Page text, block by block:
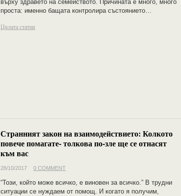
върху здравето на семейството. Причината е много, много
проста: именно бащата контролира състоянието…
Цялата статия
Странният закон на взаимодействието: Колкото
повече помагате- толкова по-зле ще се отнасят
към вас
28/10/2017 0 COMMENT
“Този, който може всичко, е виновен за всичко.” В трудни
ситуации се нуждаем от помощ. И когато я получим,